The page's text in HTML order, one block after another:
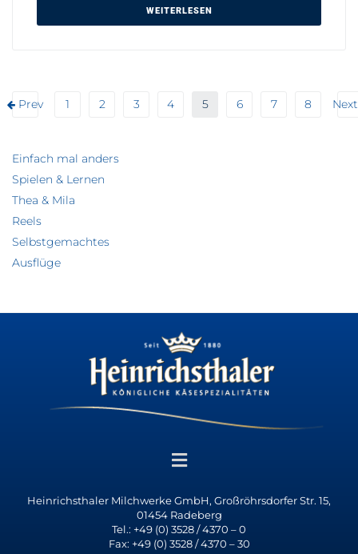
WEITERLESEN
Prev 1 2 3 4 5 6 7 8 Next
Einfach mal anders
Spielen & Lernen
Thea & Mila
Reels
Selbstgemachtes
Ausflüge
Heinrichsthaler Milchwerke GmbH, Großröhrsdorfer Str. 15,
01454 Radeberg
Tel.: +49 (0) 3528 / 4370 – 0
Fax: +49 (0) 3528 / 4370 – 30